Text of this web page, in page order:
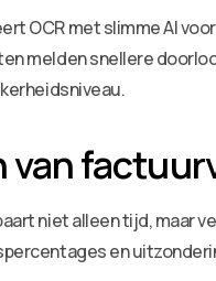
OCR met slimme AI
melden snellere
van
niet alleen tijd, maar
en